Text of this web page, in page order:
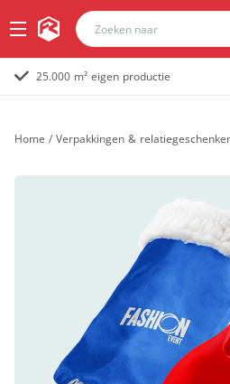
25.000 m² eigen productie
Home / Verpakkingen &